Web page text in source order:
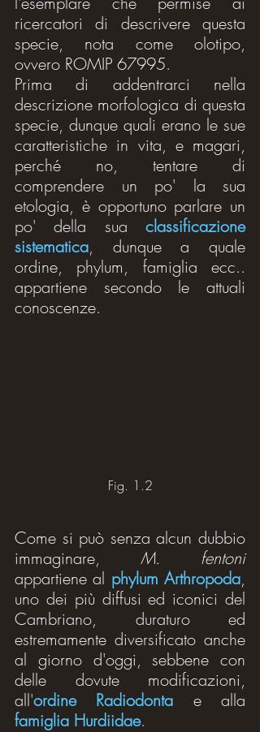
ricercatori di descrivere questa
specie, nota come olotipo,
ovvero ROMIP 67995.
Prima di addentrarci nella
descrizione morfologica di questa
specie, dunque quali erano le sue
caratteristiche in vita, e magari,
perché no, tentare di
comprendere un po' la sua
etologia, è opportuno parlare un
po' della sua classificazione
sistematica, dunque a quale
ordine, phylum, famiglia ecc..
appartiene secondo le attuali
conoscenze.
Fig. 1.2
Come si può senza alcun dubbio
immaginare, M. fentoni
appartiene al phylum Arthropoda,
uno dei più diffusi ed iconici del
Cambriano, duraturo ed
estremamente diversificato anche
al giorno d'oggi, sebbene con
delle dovute modificazioni,
all'ordine Radiodonta
famiglia Hurdiidae.